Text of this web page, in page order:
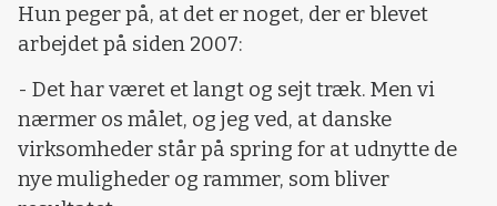
Hun peger på, at det er noget, der er blevet
arbejdet på siden 2007:
- Det har været et langt og sejt træk. Men vi
nærmer os målet, og jeg ved, at danske
virksomheder står på spring for at udnytte de
nye muligheder og rammer, som bliver